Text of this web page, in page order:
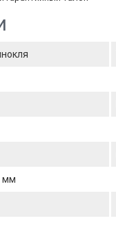
мм